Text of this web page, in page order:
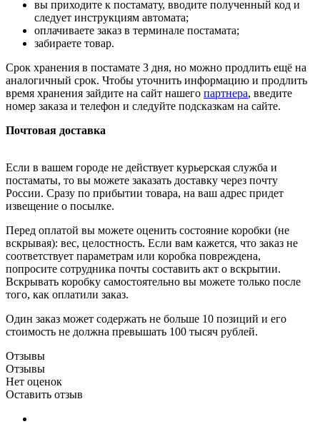
вы приходите к постамату, вводите полученный код и
следует инструкциям автомата;
оплачиваете заказ в терминале постамата;
забираете товар.
Срок хранения в постамате 3 дня, но можно продлить ещё на
аналогичный срок. Чтобы уточнить информацию и продлить
время хранения зайдите на сайт нашего партнера, введите
номер заказа и телефон и следуйте подсказкам на сайте.
Почтовая доставка
Если в вашем городе не действует курьерская служба и
постаматы, то вы можете заказать доставку через почту
России. Сразу по прибытии товара, на ваш адрес придет
извещение о посылке.
Перед оплатой вы можете оценить состояние коробки (не
вскрывая): вес, целостность. Если вам кажется, что заказ не
соответствует параметрам или коробка повреждена,
попросите сотрудника почты составить акт о вскрытии.
Вскрывать коробку самостоятельно вы можете только после
того, как оплатили заказ.
Один заказ может содержать не больше 10 позиций и его
стоимость не должна превышать 100 тысяч рублей.
Отзывы
Отзывы
Нет оценок
Оставить отзыв